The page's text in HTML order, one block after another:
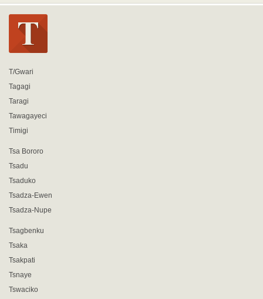
T/Gwari
Tagagi
Taragi
Tawagayeci
Timigi
Tsa Bororo
Tsadu
Tsaduko
Tsadza-Ewen
Tsadza-Nupe
Tsagbenku
Tsaka
Tsakpati
Tsnaye
Tswaciko